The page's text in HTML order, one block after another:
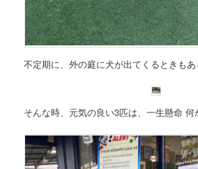
不定期に、外の庭に犬が出てくるときもあ
そんな時、元気の良い3匹は、一生懸命 何